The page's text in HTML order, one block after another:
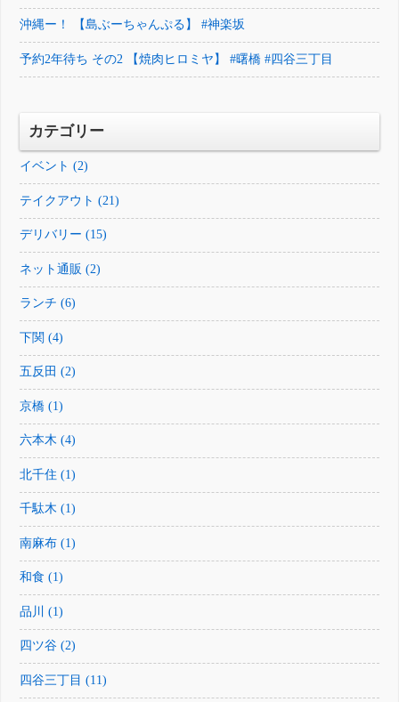
沖縄ー！ 【島ぶーちゃんぷる】 #神楽坂
予約2年待ち その2 【焼肉ヒロミヤ】 #曙橋 #四谷三丁目
カテゴリー
イベント (2)
テイクアウト (21)
デリバリー (15)
ネット通販 (2)
ランチ (6)
下関 (4)
五反田 (2)
京橋 (1)
六本木 (4)
北千住 (1)
千駄木 (1)
南麻布 (1)
和食 (1)
品川 (1)
四ツ谷 (2)
四谷三丁目 (11)